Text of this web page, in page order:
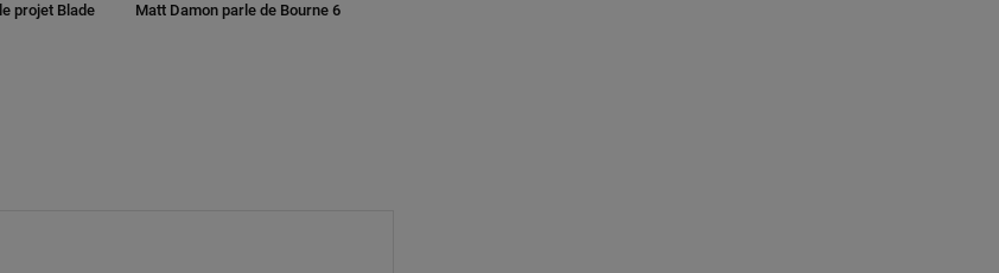
projet Blade
Matt Damon parle de Bourne 6